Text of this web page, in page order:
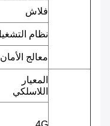
فلاش
نظام
معالج الأمان
المعيار
اللاسلكي